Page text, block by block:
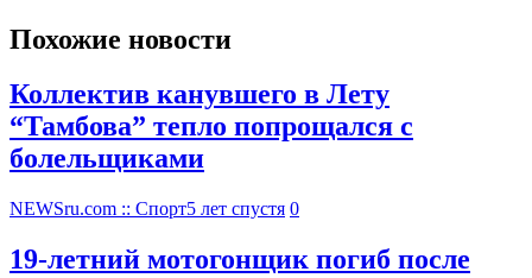
Похожие новости
Коллектив канувшего в Лету
“Тамбова” тепло попрощался с
болельщиками
NEWSru.com :: Спорт5 лет спустя 0
19-летний мотогонщик погиб после